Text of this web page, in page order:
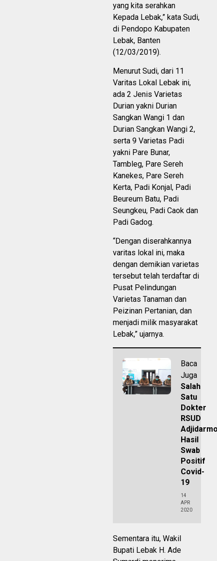
yang kita serahkan
Kepada Lebak,” kata Sudi,
di Pendopo Kabupaten
Lebak, Banten
(12/03/2019).
Menurut Sudi, dari 11
Varitas Lokal Lebak ini,
ada 2 Jenis Varietas
Durian yakni Durian
Sangkan Wangi 1 dan
Durian Sangkan Wangi 2,
serta 9 Varietas Padi
yakni Pare Bunar,
Tambleg, Pare Sereh
Kanekes, Pare Sereh
Kerta, Padi Konjal, Padi
Beureum Batu, Padi
Seungkeu, Padi Caok dan
Padi Gadog.
“Dengan diserahkannya
varitas lokal ini, maka
dengan demikian varietas
tersebut telah terdaftar di
Pusat Pelindungan
Varietas Tanaman dan
Peizinan Pertanian, dan
menjadi milik masyarakat
Lebak,” ujarnya.
Baca
Juga
Salah
Satu
Dokter
RSUD
Hasil
Swab
Positif
Covid-
19
14
APR
2020
Sementara itu, Wakil
Bupati Lebak H. Ade